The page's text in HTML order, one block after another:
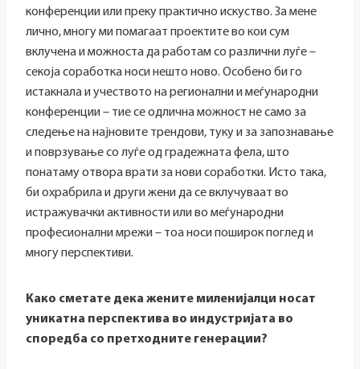
конференции или преку практично искуство. За мене
лично, многу ми помагаат проектите во кои сум
вклучена и можноста да работам со различни луѓе –
секоја соработка носи нешто ново. Особено би го
истакнала и учеството на регионални и меѓународни
конференции – тие се одлична можност не само за
следење на најновите трендови, туку и за запознавање
и поврзување со луѓе од градежната фела, што
понатаму отвора врати за нови соработки. Исто така,
би охрабрила и други жени да се вклучуваат во
истражувачки активности или во меѓународни
професионални мрежи – тоа носи поширок поглед и
многу перспективи.
Како сметате дека жените миленијалци носат
уникатна перспектива во индустријата во
споредба со претходните генерации?